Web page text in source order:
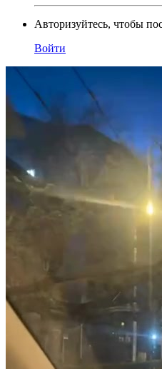
Авторизуйтесь, чтобы
Войти